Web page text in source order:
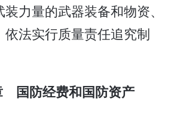
力量的武器装备和物资、
依法实行质量责任追究制
国防经费和国防资产